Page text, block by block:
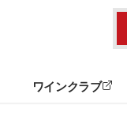
ワインクラブ